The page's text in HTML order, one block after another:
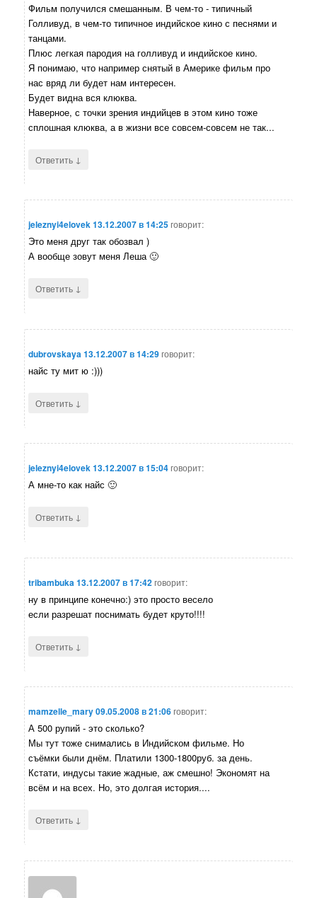
Фильм получился смешанным. В чем-то - типичный
Голливуд, в чем-то типичное индийское кино с песнями и
танцами.
Плюс легкая пародия на голливуд и индийское кино.
Я понимаю, что например снятый в Америке фильм про
нас вряд ли будет нам интересен.
Будет видна вся клюква.
Наверное, с точки зрения индийцев в этом кино тоже
сплошная клюква, а в жизни все совсем-совсем не так...
Ответить ↓
jeleznyi4elovek13.12.2007 в 14:25говорит:
Это меня друг так обозвал )
А вообще зовут меня Леша 🙂
Ответить ↓
dubrovskaya13.12.2007 в 14:29говорит:
найс ту мит ю :)))
Ответить ↓
jeleznyi4elovek13.12.2007 в 15:04говорит:
А мне-то как найс 🙂
Ответить ↓
tribambuka13.12.2007 в 17:42говорит:
ну в принципе конечно:) это просто весело
если разрешат поснимать будет круто!!!!
Ответить ↓
mamzelle_mary09.05.2008 в 21:06говорит:
А 500 рупий - это сколько?
Мы тут тоже снимались в Индийском фильме. Но
съёмки были днём. Платили 1300-1800руб. за день.
Кстати, индусы такие жадные, аж смешно! Экономят на
всём и на всех. Но, это долгая история....
Ответить ↓